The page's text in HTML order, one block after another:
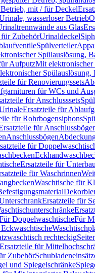
mit / für Deckel
wasserloser Betrieb
aus Glas
ZubehörUrinaldeckel
Spülverteiler
Spülauslösung,
AufputzMit elektronischer
Spülauslösung,
für Renovierungssets
für WCs und
für Anschlusssets
Ersatzteile für
für Rohrbogensiphons
für
Anschlussbögen
für
Ersatzteile für
für Waschrinnen
Waschtische für
Ersatzteile für
DoppelwaschtischeFür
rechteckig
Ersatzteile für
Zubehör
und Spiegelschränke